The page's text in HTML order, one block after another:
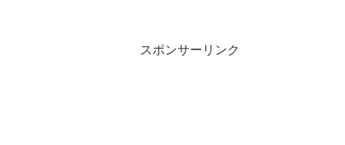
スポンサーリンク